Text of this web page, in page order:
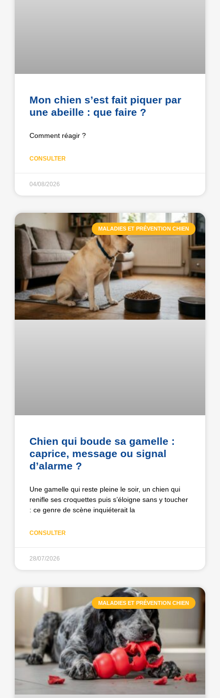
Mon chien s’est fait piquer par
une abeille : que faire ?
Comment réagir ?
CONSULTER
04/08/2026
MALADIES ET PRÉVENTION CHIEN
Chien qui boude sa gamelle :
caprice, message ou signal
d’alarme ?
Une gamelle qui reste pleine le soir, un chien qui
renifle ses croquettes puis s’éloigne sans y toucher
: ce genre de scène inquiéterait la
CONSULTER
28/07/2026
MALADIES ET PRÉVENTION CHIEN